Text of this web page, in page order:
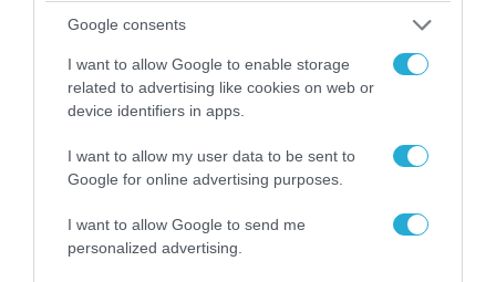
Google consents
I want to allow Google to enable storage
related to advertising like cookies on web or
device identifiers in apps.
I want to allow my user data to be sent to
Google for online advertising purposes.
I want to allow Google to send me
personalized advertising.